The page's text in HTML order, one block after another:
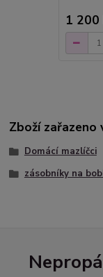
1 200
Zboží zařazeno
Domácí mazlíčci
zásobníky na